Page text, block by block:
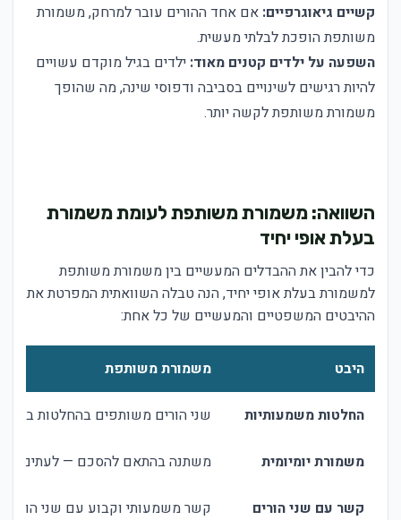
קשיים גיאוגרפיים: אם אחד ההורים עובר למרחק, משמורת
משותפת הופכת לבלתי מעשית.
השפעה על ילדים קטנים מאוד: ילדים בגיל מוקדם עשויים
להיות רגישים לשינויים בסביבה ודפוסי שינה, מה שהופך
משמורת משותפת לקשה יותר.
השוואה: משמורת משותפת לעומת משמורת
בעלת אופי יחיד
כדי להבין את ההבדלים המעשיים בין משמורת משותפת
למשמורת בעלת אופי יחיד, הנה טבלה השוואתית המפרטת את
ההיבטים המשפטיים והמעשיים של כל אחת:
היבט משמורת משותפת
החלטות משמעותיות שני הורים משותפים בהחלטות
משמורת יומיומית משתנה בהתאם להסכם — לעתים
קשר עם שני הורים קשר משמעותי וקבוע עם שני הורים